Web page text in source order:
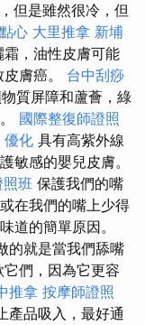
但是雖然很冷，但
心 大里推拿 新埔
，油性皮膚可能
膚癌。 台中刮痧
質屏障和蘆薈，綠
國際整復師證照
優化 具有高紫外線
敏感的嬰兒皮膚。
照班 保護我們的嘴
在我們的嘴上少得
道的簡單原因。
的就是當我們舔嘴
們，因為它更容
推拿 按摩師證照
產品吸入，最好通